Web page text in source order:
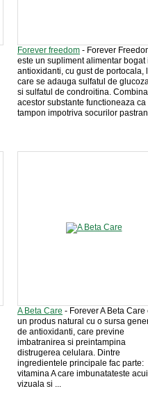
Forever freedom - Forever
este un supliment alimentar bogat
antioxidanti, cu gust de portocala,
care se adauga sulfatul de
si sulfatul de condroitina.
acestor substante functioneaza ca
tampon impotriva socurilor
A Beta Care - Forever A Beta Care
un produs natural cu o sursa
de antioxidanti, care previne
imbatranirea si preintampina
distrugerea celulara. Dintre
ingredientele principale fac parte:
vitamina A care imbunatateste
vizuala si ...